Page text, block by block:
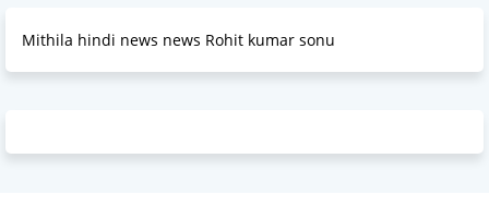
Mithila hindi news news Rohit kumar sonu